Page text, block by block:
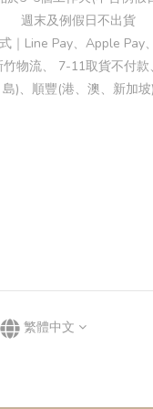
週末及例假日不出貨
｜Line Pay、Apple Pay
物流、 7-11取貨不付
島)、順豐(港、澳、新加坡)
繁體中文